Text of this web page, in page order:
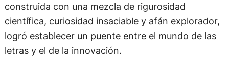
construida con una mezcla de rigurosidad
científica, curiosidad insaciable y afán explorador,
logró establecer un puente entre el mundo de las
letras y el de la innovación.